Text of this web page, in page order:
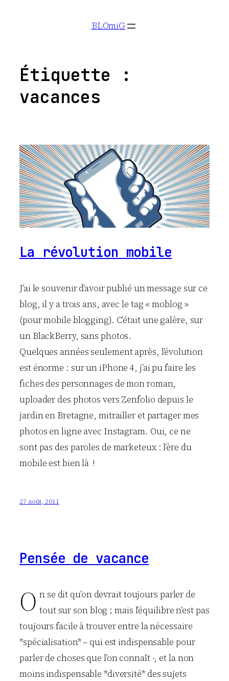
BLOmiG
Étiquette :
vacances
La révolution mobile
J’ai le souvenir d’avoir publié un message sur ce
blog, il y a trois ans, avec le tag « moblog »
(pour mobile blogging). C’était une galère, sur
un BlackBerry, sans photos.
Quelques années seulement après, l’évolution
est énorme : sur un iPhone 4, j’ai pu faire les
fiches des personnages de mon roman,
uploader des photos vers Zenfolio depuis le
jardin en Bretagne, mitrailler et partager mes
photos en ligne avec Instagram. Oui, ce ne
sont pas des paroles de marketeux : l’ère du
mobile est bien là !
27 août, 2011
Pensée de vacance
O n se dit qu’on devrait toujours parler de
tout sur son blog ; mais l’équilibre n’est pas
toujours facile à trouver entre la nécessaire
*spécialisation* – qui est indispensable pour
parler de choses que l’on connaît -, et la non
moins indispensable *diversité* des sujets